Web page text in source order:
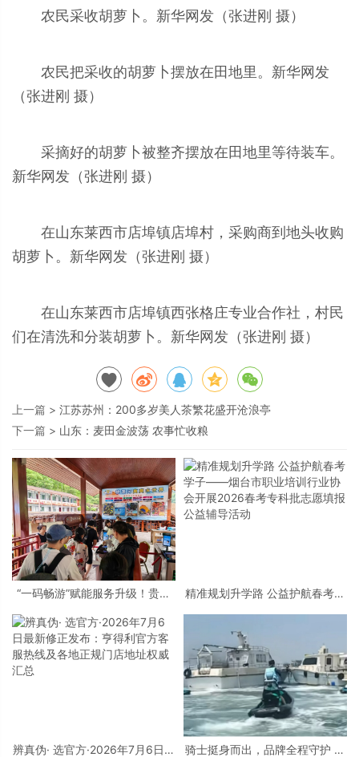
农民采收胡萝卜。新华网发（张进刚 摄）
农民把采收的胡萝卜摆放在田地里。新华网发
（张进刚 摄）
采摘好的胡萝卜被整齐摆放在田地里等待装车。
新华网发（张进刚 摄）
在山东莱西市店埠镇店埠村，采购商到地头收购
胡萝卜。新华网发（张进刚 摄）
在山东莱西市店埠镇西张格庄专业合作社，村民
们在清洗和分装胡萝卜。新华网发（张进刚 摄）
上一篇 > 江苏苏州：200多岁美人茶繁花盛开沧浪亭
下一篇 > 山东：麦田金波荡 农事忙收粮
“一码畅游”赋能服务升级！贵阳
慧游玩新模式
精准规划升学路 公益护航春考学
开展2026春考专科批志愿填报公
益辅导活动
辨真伪· 选官方·2026年7月6日最
骑士挺身而出，品牌全程守护 庞